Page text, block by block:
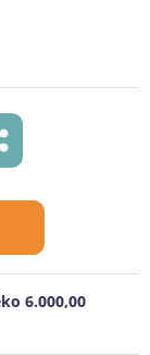
6.000,00